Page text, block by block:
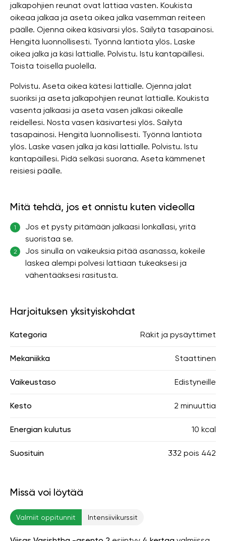
jalkapohjien reunat ovat lattiaa vasten. Koukista
oikeaa jalkaa ja aseta oikea jalka vasemman reiteen
päälle. Ojenna oikea käsivarsi ylös. Säilytä tasapainosi.
Hengitä luonnollisesti. Työnnä lantiota ylös. Laske
oikea jalka ja käsi lattialle. Polvistu. Istu kantapäillesi.
Toista toisella puolella.
Polvistu. Aseta oikea kätesi lattialle. Ojenna jalat
suoriksi ja aseta jalkapohjien reunat lattialle. Koukista
vasenta jalkaasi ja aseta vasen jalkasi oikealle
reidellesi. Nosta vasen käsivartesi ylös. Säilytä
tasapainosi. Hengitä luonnollisesti. Työnnä lantiota
ylös. Laske vasen jalka ja käsi lattialle. Polvistu. Istu
kantapäillesi. Pidä selkäsi suorana. Aseta kämmenet
reisiesi päälle.
Mitä tehdä, jos et onnistu kuten videolla
1
Jos et pysty pitämään jalkaasi lonkallasi, yritä
suoristaa se.
2
Jos sinulla on vaikeuksia pitää asanassa, kokeile
laskea alempi polvesi lattiaan tukeaksesi ja
vähentääksesi rasitusta.
Harjoituksen yksityiskohdat
Kategoria Räkit ja pysäyttimet
Mekaniikka Staattinen
Vaikeustaso Edistyneille
Kesto 2 minuuttia
Energian kulutus 10 kcal
Suosituin 332 pois 442
Missä voi löytää
Valmiit oppitunnit Intensiivikurssit